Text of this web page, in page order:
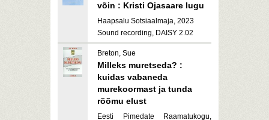
võin : Kristi Ojasaare lugu
Haapsalu Sotsiaalmaja, 2023
Sound recording, DAISY 2.02
Breton, Sue
Milleks muretseda? :
kuidas vabaneda
murekoormast ja tunda
rõõmu elust
Eesti Pimedate Raamatukogu,